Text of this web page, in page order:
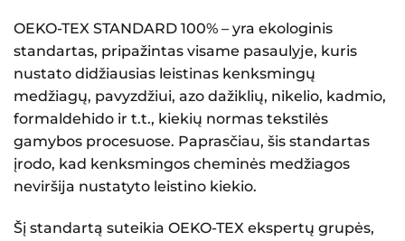
OEKO-TEX STANDARD 100% – yra ekologinis
standartas, pripažintas visame pasaulyje, kuris
nustato didžiausias leistinas kenksmingų
medžiagų, pavyzdžiui, azo dažiklių, nikelio, kadmio,
formaldehido ir t.t., kiekių normas tekstilės
gamybos procesuose. Paprasčiau, šis standartas
įrodo, kad kenksmingos cheminės medžiagos
neviršija nustatyto leistino kiekio.
Šį standartą suteikia OEKO-TEX ekspertų grupės,